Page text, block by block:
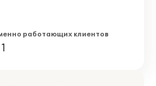
работающих клиентов